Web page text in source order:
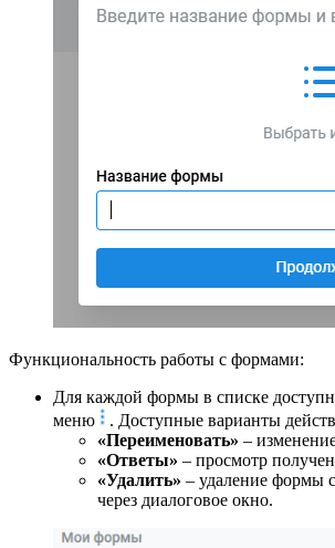
Функциональность работы с формами:
Для каждой формы в списке
меню
. Доступные варианты
«Переименовать» –
«Ответы» – просмотр
«Удалить» – удаление формы
через диалоговое окно.